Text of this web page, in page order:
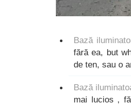
Bază
fără ea, but
de ten, sau o
Bază
mai lucios ,